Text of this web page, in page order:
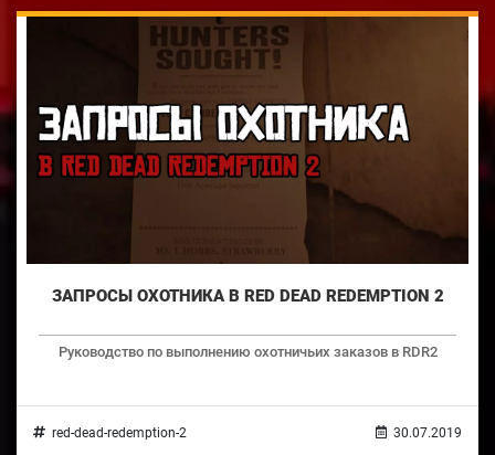
ЗАПРОСЫ ОХОТНИКА В RED DEAD REDEMPTION 2
Руководство по выполнению охотничьих заказов в RDR2
red-dead-redemption-2 30.07.2019